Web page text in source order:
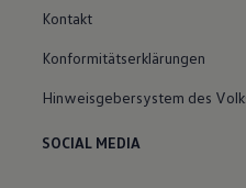
Kontakt
Konformitätserklärungen
Hinweisgebersystem des
SOCIAL MEDIA